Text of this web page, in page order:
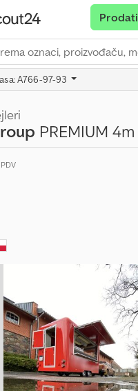
Prodati
A766-97-93
PREMIUM 4m